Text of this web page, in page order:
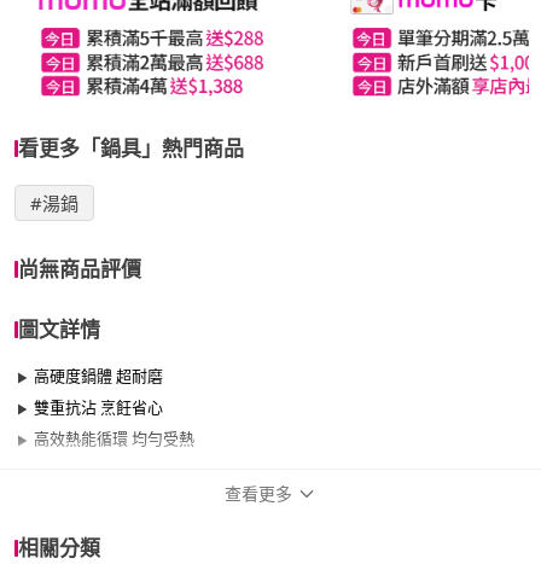
看更多「鍋具」熱門商品
#湯鍋
尚無商品評價
圖文詳情
高硬度鍋體 超耐磨
雙重抗沾 烹飪省心
高效熱能循環 均勻受熱
查看更多
相關分類